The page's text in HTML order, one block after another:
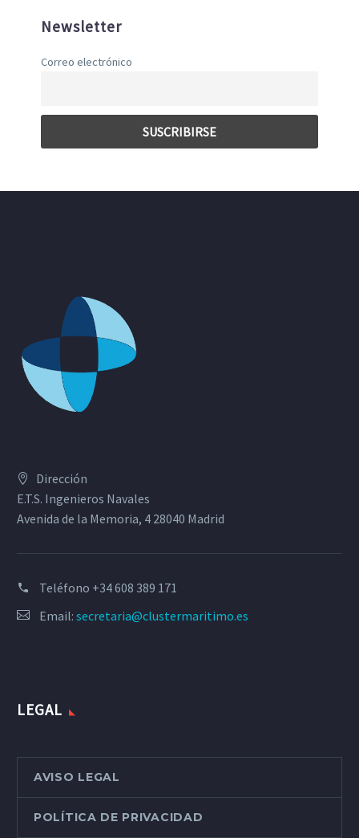
Newsletter
Correo electrónico
Dirección
E.T.S. Ingenieros Navales
Avenida de la Memoria, 4 28040 Madrid
Teléfono +34 608 389 171
Email: secretaria@clustermaritimo.es
LEGAL
AVISO LEGAL
POLÍTICA DE PRIVACIDAD